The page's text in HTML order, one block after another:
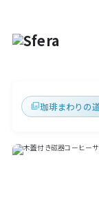
collections珈琲まわりの